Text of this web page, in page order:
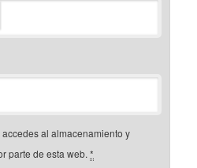
al almacenamiento y
parte de esta web.*